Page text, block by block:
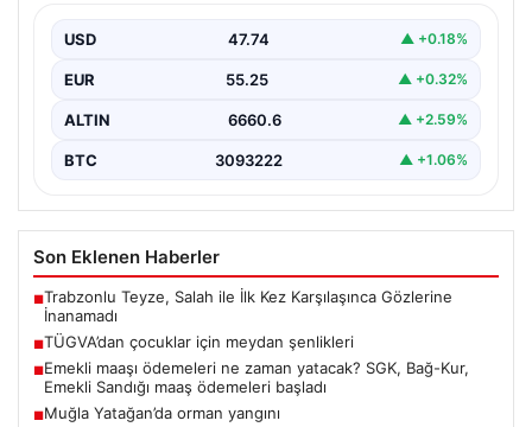
USD 47.74 ▲ +0.18%
EUR 55.25 ▲ +0.32%
ALTIN 6660.6 ▲ +2.59%
BTC 3093222 ▲ +1.06%
Son Eklenen Haberler
■Trabzonlu Teyze, Salah ile İlk Kez Karşılaşınca Gözlerine
İnanamadı
■TÜGVA’dan çocuklar için meydan şenlikleri
■Emekli maaşı ödemeleri ne zaman yatacak? SGK, Bağ-Kur,
Emekli Sandığı maaş ödemeleri başladı
■Muğla Yatağan’da orman yangını